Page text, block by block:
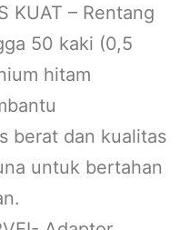
KUAT – Rentang
50 kaki (0,5
hitam
berat dan kualitas
untuk bertahan